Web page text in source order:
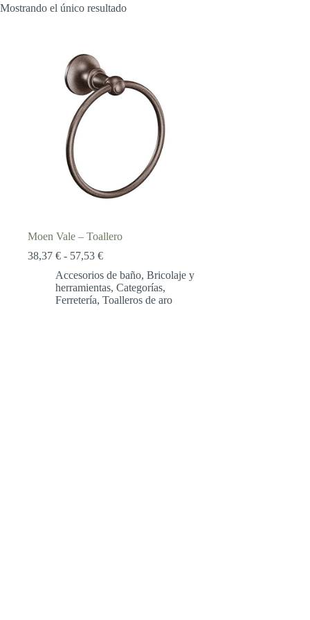
Mostrando el único resultado
Moen Vale – Toallero
38,37 € - 57,53 €Rango
precios:
desde
38,37 €
Accesorios de baño, Bricolaje y
herramientas, Categorías,
Ferretería, Toalleros de aro